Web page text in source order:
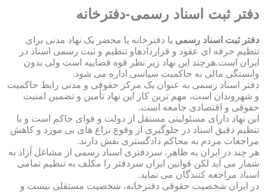
دفتر ثبت اسناد رسمی-دفترخانه
دفتر ثبت اسناد رسمی یا دفترخانه یا محضر یک نهاد مدنی برای
تنظیم حرفه ای عقود و قراردادهاو تنظیم و ثبت رسمی اسناد در
ایران است.هرچند این نهاد زیر نظر قوه قضاییه است ولی بدون
وابستگی مالی به حاکمیت سیاسی اداره می شود.
دفتر اسناد رسمی به عنوان یک مرکز حقوقی و مدنی رابط حاکمیت
و شهروندان است، مهم ترین کار این نهاد تأمین و تضمین امنیت
حقوقی و اقتصادی جامعه است.
این نهاد دارای مسئولیتی مستقل از دولت و قوای حاکم است و با
تنظیم دقیق اسناد در جلوگیری از وقوع نزاع های بی مورد و کاهش
مراجعات مردم به محاکم دادگستری نقش دارند.
هر چند در ایران به ظاهر، سردفتری اسناد رسمی از مشاغل آزاد به
شمار می آید لکن قوانین ایران سردفتر را مکلف به تنظیم تمامی
اسناد مراجعه کنندگان می نماید.
در ایران شخصیت حقوقی دفترخانه، شخصیت مستقلی نیست و